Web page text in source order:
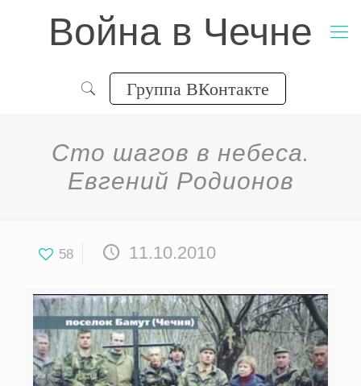
Война в Чечне
Группа ВКонтакте
Сто шагов в небеса.
Евгений Родионов
58 11.10.2010